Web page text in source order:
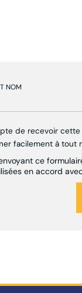
NOM
de recevoir
facilement à tout
ce
en accord